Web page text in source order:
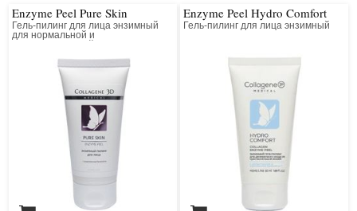
Enzyme Peel Pure Skin
Гель-пилинг для лица энзимный
для нормальной и
Enzyme Peel Hydro Comfort
Гель-пилинг для лица энзимный